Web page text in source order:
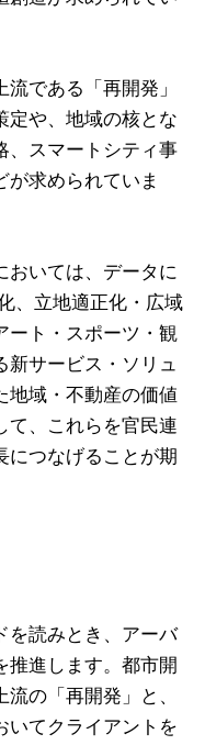
である「再開発」
定や、地域の核とな
、スマートシティ事
が求められていま
おいては、データに
、立地適正化・広域
ート・スポーツ・観
新サービス・ソリュ
地域・不動産の価値
て、これらを官民連
につなげることが期
を読みとき、アーバ
推進します。都市開
の「再開発」と、
いてクライアントを